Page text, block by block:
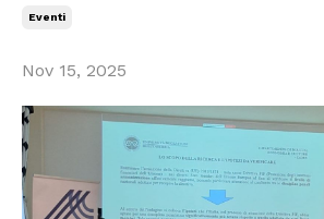
Eventi
Nov 15, 2025